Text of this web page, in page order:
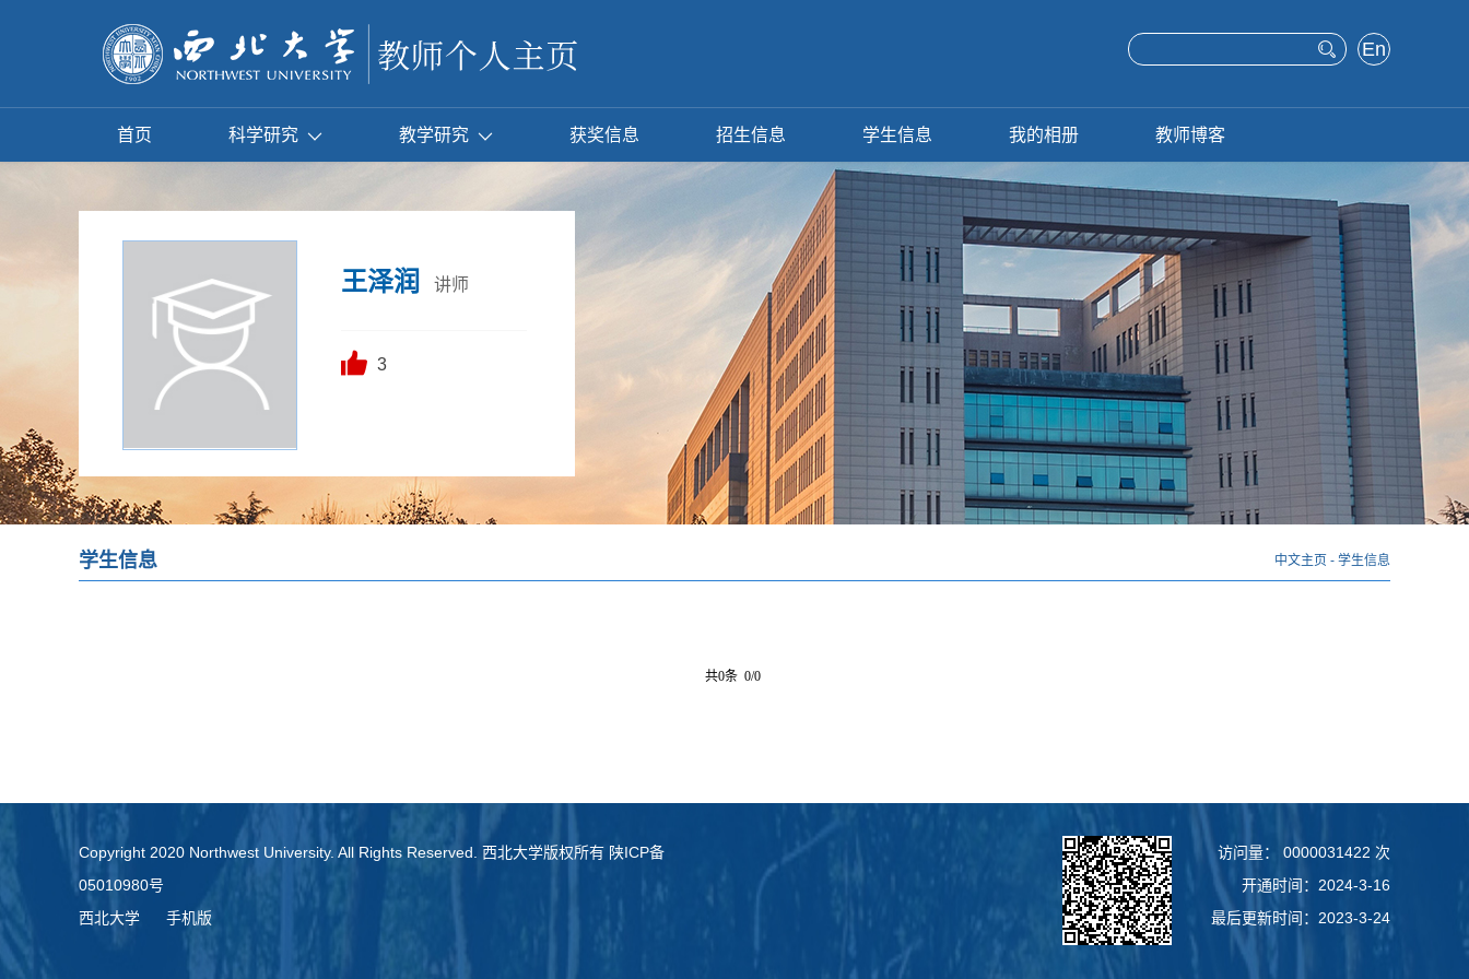
En
h
首页 科学研究 教学研究 获奖信息 招生信息 学生信息 我的相册 教师博客
王泽润 讲师
3
学生信息 中文主页 - 学生信息
共0条 0/0
Copyright 2020 Northwest University. All Rights Reserved. 西北大学版权所有 陕ICP备
05010980号
西北大学
手机版
访问量： 0000031422 次
开通时间： 2024-3-16
最后更新时间： 2023-3-24